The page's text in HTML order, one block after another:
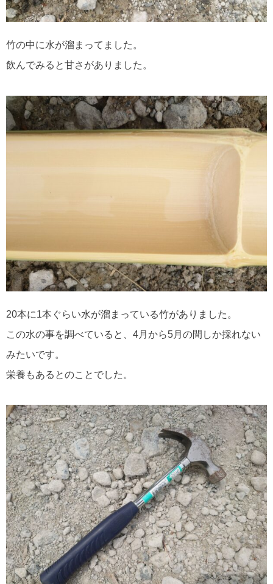
竹の中に水が溜まってました。
飲んでみると甘さがありました。
20本に1本ぐらい水が溜まっている竹がありました。
この水の事を調べていると、4月から5月の間しか採れない
みたいです。
栄養もあるとのことでした。